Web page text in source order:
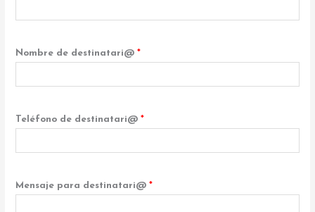
Nombre de destinatari@*
Teléfono de destinatari@*
Mensaje para destinatari@*